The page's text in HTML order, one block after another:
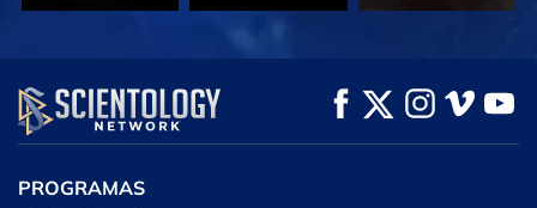
VEJA EXPLORE A SÉRIE
PROGRAMAS